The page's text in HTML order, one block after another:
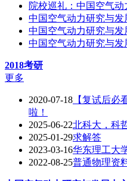
院校巡礼：中国空气
中国空气动力研究与
中国空气动力研究与
中国空气动力研究与
2018考研
更多
2020-07-18 【复试后必
啦！
2025-06-22北科大，科
2025-01-29求解答
2023-03-16华东理工大
2022-08-25普通物理资